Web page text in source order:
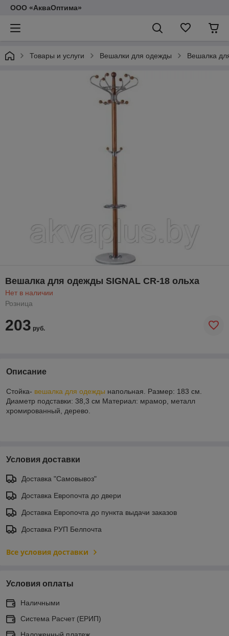
ООО «АкваОптима»
Товары и услуги Вешалки для одежды Вешалка
Вешалка для одежды SIGNAL CR-18 ольха
Нет в наличии
Розница
203 руб.
Описание
Стойка- вешалка для одежды напольная. Размер: 183 см.
Диаметр подставки: 38,3 см Материал: мрамор, металл
хромированный, дерево.
Условия доставки
Доставка "Самовывоз"
Доставка Европочта до двери
Доставка Европочта до пункта выдачи заказов
Доставка РУП Белпочта
Все условия доставки
Условия оплаты
Наличными
Система Расчет (ЕРИП)
Наложенный платеж